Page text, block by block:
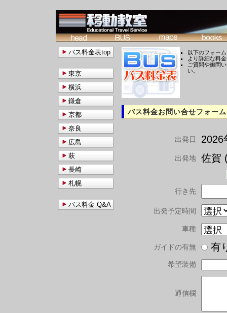
以下のフォー
より詳細な料
ご質問や御問
い。
バス料金お問い合せフォーム
出発日 2026
出発地 佐賀
行き先
出発予定時間
車種
ガイドの有無
希望装備
通信欄
バス料金表top
東京
横浜
鎌倉
京都
奈良
広島
萩
長崎
札幌
バス料金 Q&A